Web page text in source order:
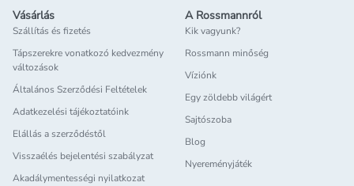
Vásárlás
Szállítás és fizetés
Tápszerekre vonatkozó kedvezmény
változások
Általános Szerződési Feltételek
Adatkezelési tájékoztatóink
Elállás a szerződéstől
Visszaélés bejelentési szabályzat
Akadálymentességi nyilatkozat
A Rossmannról
Kik vagyunk?
Rossmann minőség
Víziónk
Egy zöldebb világért
Sajtószoba
Blog
Nyereményjáték